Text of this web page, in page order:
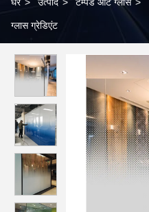
ग्लास ग्रेडिएंट